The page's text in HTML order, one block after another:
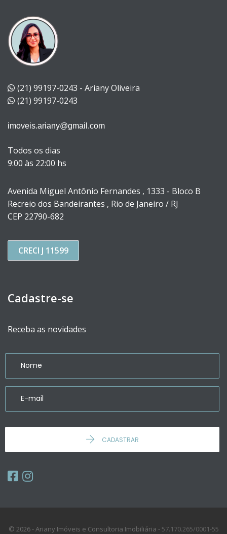
(21) 99197-0243 - Ariany Oliveira
(21) 99197-0243
imoveis.ariany@gmail.com
Todos os dias
9:00 às 22:00 hs
Avenida Miguel Antônio Fernandes , 1333 - Bloco B
Recreio dos Bandeirantes , Rio de Janeiro / RJ
CEP 22790-682
CRECI J 11599
Cadastre-se
Receba as novidades
CADASTRAR
© 2026 - Ariany Imóveis e Consultoria Imobiliária - 57.170.265/0001-55